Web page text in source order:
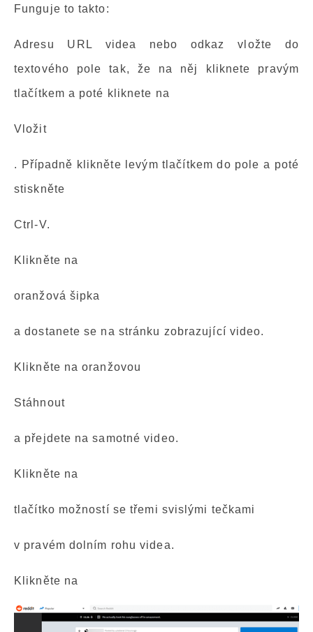
Funguje to takto:
Adresu URL videa nebo odkaz vložte do
textového pole tak, že na něj kliknete pravým
tlačítkem a poté kliknete na
Vložit
. Případně klikněte levým tlačítkem do pole a poté
stiskněte
Ctrl-V.
Klikněte na
oranžová šipka
a dostanete se na stránku zobrazující video.
Klikněte na oranžovou
Stáhnout
a přejdete na samotné video.
Klikněte na
tlačítko možností se třemi svislými tečkami
v pravém dolním rohu videa.
Klikněte na